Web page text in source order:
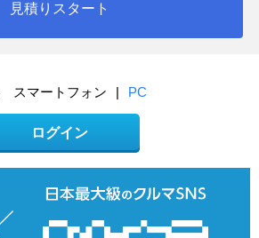
見積りスタート
スマートフォン | PC
ログイン